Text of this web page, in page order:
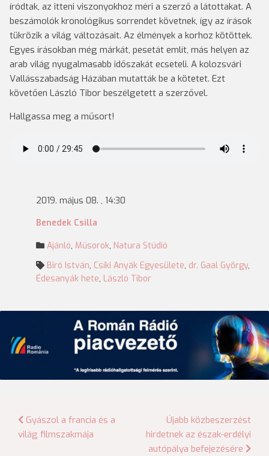
íródtak, az itteni viszonyokhoz méri a szerző a látottakat. A
beszámolók kronológikus sorrendet követnek, így az írások
tükrözik a világ változásait. Az élmények a korhoz kötöttek.
Egyes írásokban még márkát, pesetát említ, más helyen az
arab világ nyugalmasabb időszakát ecseteli. A kolozsvári
Vallásszabadság Házában mutatták be a kötetet. Ezt
követően László Tibor beszélgetett a szerzővel.
Hallgassa meg a műsort!
2019. május 08. , 14:30
Benedek Csilla
Ajánló, Műsorok, Natura Stúdió
Biró István, Csíki Anyák Egyesülete, dr. Gaal György,
Édesanyák hete, László Tibor
Bejegyzés
navigáció
Gyászol a francia és a
világ filmszakmája
Újabb közbeszerzést
hirdetnek az észak-erdélyi
autópálya befejezésére